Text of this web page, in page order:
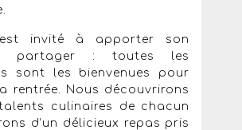
invité à apporter son
partager : toutes les
sont les bienvenues pour
rentrée. Nous découvrirons
culinaires de chacun
d’un délicieux repas pris